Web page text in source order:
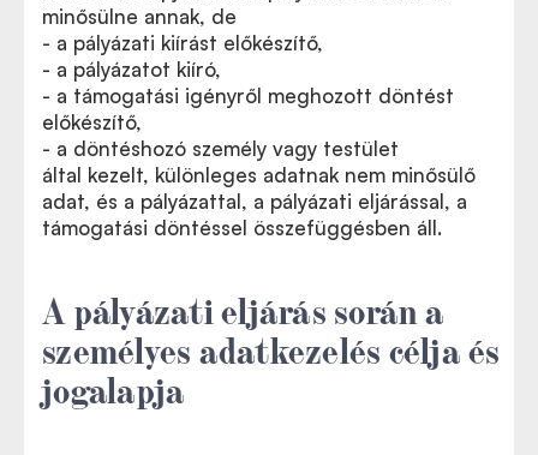
minősülne annak, de
- a pályázati kiírást előkészítő,
- a pályázatot kiíró,
- a támogatási igényről meghozott döntést
előkészítő,
- a döntéshozó személy vagy testület
által kezelt, különleges adatnak nem minősülő
adat, és a pályázattal, a pályázati eljárással, a
támogatási döntéssel összefüggésben áll.
A pályázati eljárás során a
személyes adatkezelés célja és
jogalapja